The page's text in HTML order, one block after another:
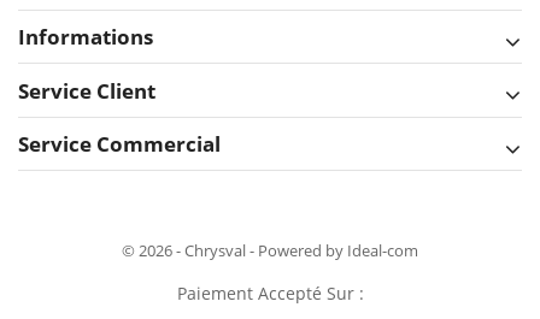
Informations
Service Client
Service Commercial
© 2026 - Chrysval - Powered by Ideal-com
Paiement Accepté Sur :